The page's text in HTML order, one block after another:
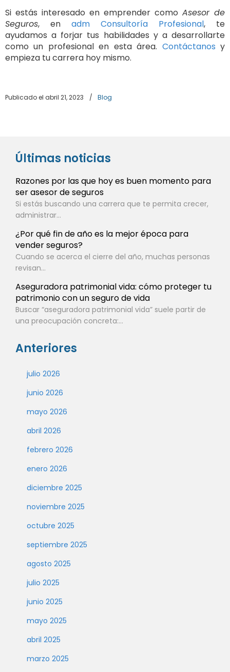
Si estás interesado en emprender como Asesor de
Seguros, en adm Consultoría Profesional, te
ayudamos a forjar tus habilidades y a desarrollarte
como un profesional en esta área. Contáctanos y
empieza tu carrera hoy mismo.
Publicado el abril 21, 2023 / Blog
Últimas noticias
Razones por las que hoy es buen momento para
ser asesor de seguros
Si estás buscando una carrera que te permita crecer,
administrar...
¿Por qué fin de año es la mejor época para
vender seguros?
Cuando se acerca el cierre del año, muchas personas
revisan...
Aseguradora patrimonial vida: cómo proteger tu
patrimonio con un seguro de vida
Buscar “aseguradora patrimonial vida” suele partir de
una preocupación concreta:...
Anteriores
julio 2026
junio 2026
mayo 2026
abril 2026
febrero 2026
enero 2026
diciembre 2025
noviembre 2025
octubre 2025
septiembre 2025
agosto 2025
julio 2025
junio 2025
mayo 2025
abril 2025
marzo 2025